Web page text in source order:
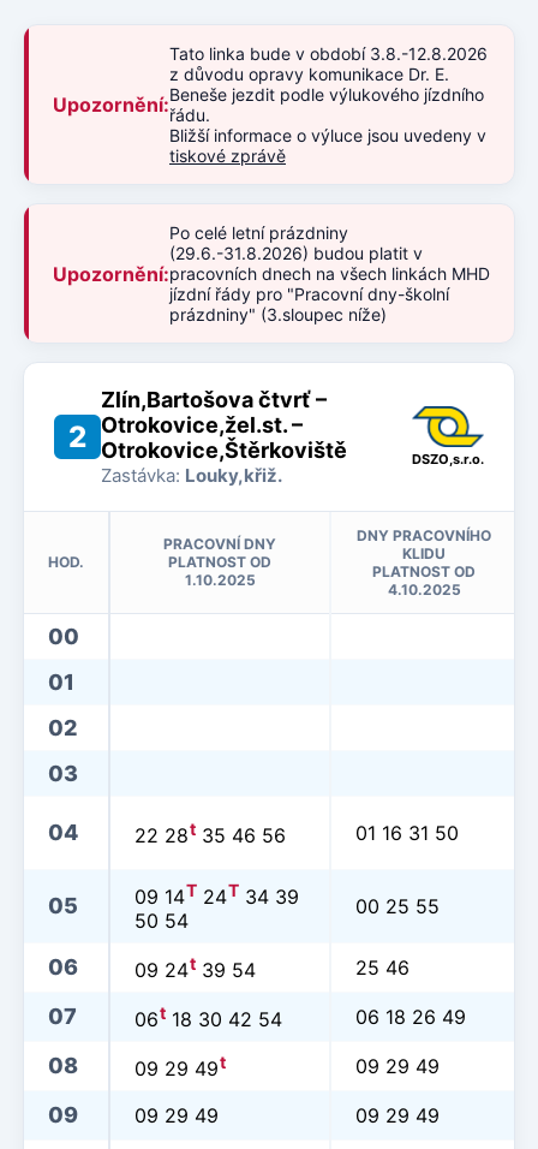
Upozornění:
Tato linka bude v období 3.8.-12.8.2026
z důvodu opravy komunikace Dr. E.
Beneše jezdit podle výlukového jízdního
řádu.
Bližší informace o výluce jsou uvedeny v
tiskové zprávě
Upozornění:
Po celé letní prázdniny
(29.6.-31.8.2026) budou platit v
pracovních dnech na všech linkách MHD
jízdní řády pro "Pracovní dny-školní
prázdniny" (3.sloupec níže)
2
Zlín,Bartošova čtvrť –
Otrokovice,žel.st. –
Otrokovice,Štěrkoviště
Zastávka: Louky,křiž.
DSZO,s.r.o.
HOD.
PRACOVNÍ DNY
PLATNOST OD
1.10.2025
DNY PRACOVNÍHO
KLIDU
PLATNOST OD
4.10.2025
00
01
02
03
04 22 28t 35 46 56 01 16 31 50
05 09 14T 24T 34 39
50 54
00 25 55
06 09 24t 39 54 25 46
07 06t 18 30 42 54 06 18 26 49
08 09 29 49t 09 29 49
09 09 29 49 09 29 49